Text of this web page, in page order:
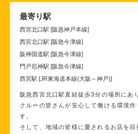
最寄り駅
西宮北口駅 [阪急神戸本線]
西宮北口駅 [阪急今津線]
阪神国道駅 [阪急今津線]
門戸厄神駅 [阪急今津線]
西宮駅 [JR東海道本線(大阪～神戸)]
阪急西宮北口駅直結徒歩3分の場所にあ
クルーの皆さんが安心して働ける環境作
す。
そして、地域の皆様に愛されるお店を目